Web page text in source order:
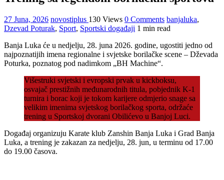
27 Juna, 2026 novostiplus 130 Views 0 Comments banjaluka,
Dzevad Poturak, Sport, Sportski događaji 1 min read
Banja Luka će u nedjelju, 28. juna 2026. godine, ugostiti jedno od
najpoznatijih imena regionalne i svjetske borilačke scene – Dževada
Poturka, poznatog pod nadimkom „BH Machine“.
Višestruki svjetski i evropski prvak u kickboksu,
osvajač prestižnih međunarodnih titula, pobjednik K-1
turnira i borac koji je tokom karijere odmjerio snage sa
velikim imenima svjetskog borilačkog sporta, održaće
trening u Sportskoj dvorani Obilićevo u Banjoj Luci.
Događaj organizuju Karate klub Zanshin Banja Luka i Grad Banja
Luka, a trening je zakazan za nedjelju, 28. jun, u terminu od 17.00
do 19.00 časova.